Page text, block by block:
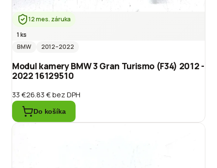
12 mes. záruka
1 ks
BMW
2012–2022
Modul kamery BMW 3 Gran Turismo (F34) 2012 -
2022 16129510
33 €26.83 €bez DPH
Do košíka